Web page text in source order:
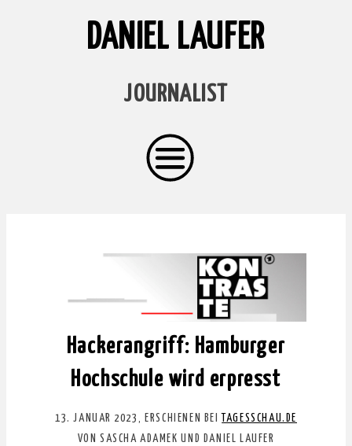
DANIEL LAUFER
JOURNALIST
Hackerangriff: Hamburger
Hochschule wird erpresst
13. JANUAR 2023, ERSCHIENEN BEI
TAGESSCHAU.DE
VON SASCHA ADAMEK UND DANIEL LAUFER